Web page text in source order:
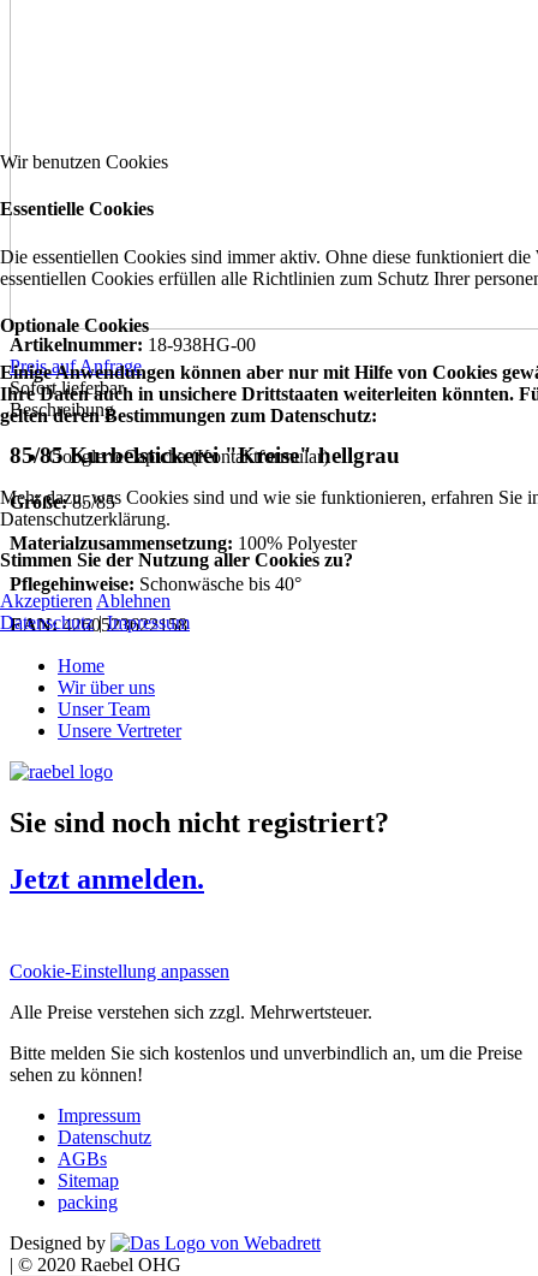
Artikelnummer: 18-938HG-00
Preis auf Anfrage
Sofort lieferbar
Beschreibung
85/85 Kurbelstickerei "Kreise" hellgrau
Größe:85/85
Materialzusammensetzung: 100% Polyester
Pflegehinweise: Schonwäsche bis 40°
EAN:4260523622158
Home
Wir über uns
Unser Team
Unsere Vertreter
Sie sind noch nicht registriert?
Jetzt anmelden.
Cookie-Einstellung anpassen
Alle Preise verstehen sich zzgl. Mehrwertsteuer.
Bitte melden Sie sich kostenlos und unverbindlich an, um die Preise
sehen zu können!
Impressum
Datenschutz
AGBs
Sitemap
packing
Designed by
| © 2020 Raebel OHG
Wir benutzen Cookies
Essentielle Cookies
Die essentiellen Cookies sind immer aktiv. Ohne diese funktioniert die
essentiellen Cookies erfüllen alle Richtlinien zum Schutz Ihrer
Optionale Cookies
Einige Anwendungen können aber nur mit Hilfe von Cookies
Ihre Daten auch in unsichere Drittstaaten weiterleiten könnten.
gelten deren Bestimmungen zum Datenschutz:
Google reCaptcha (Kontaktformular)
Mehr dazu, was Cookies sind und wie sie funktionieren, erfahren Sie
Datenschutzerklärung.
Stimmen Sie der Nutzung aller Cookies zu?
Akzeptieren Ablehnen
Datenschutz|Impressum